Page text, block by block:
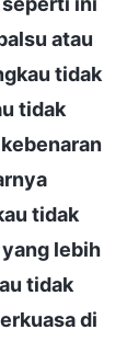
atau
tidak
tidak
tidak
lebih
tidak
di